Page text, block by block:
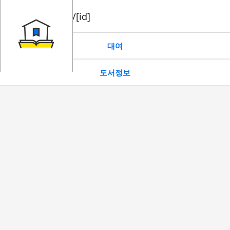
book/rent/[id]
대여
도서정보